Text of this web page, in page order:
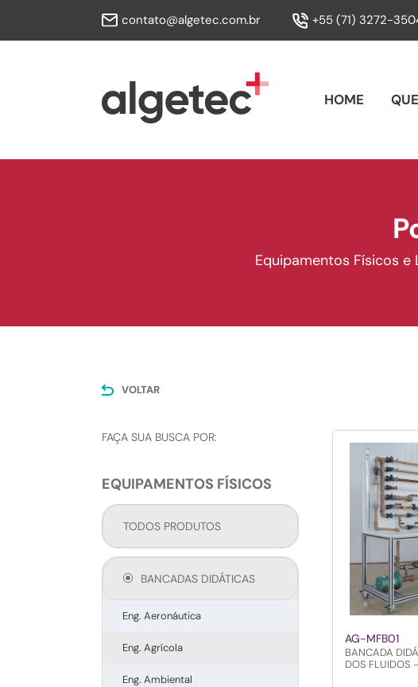
contato@algetec.com.br +55 (71) 3272-
HOME
Equipamentos Físicos
VOLTAR
FAÇA SUA BUSCA POR:
EQUIPAMENTOS FÍSICOS
TODOS PRODUTOS
BANCADAS DIDÁTICAS
Eng. Aeronáutica
Eng. Agrícola
Eng. Ambiental
AG-MFB01
BANCADA
DOS FLUIDOS